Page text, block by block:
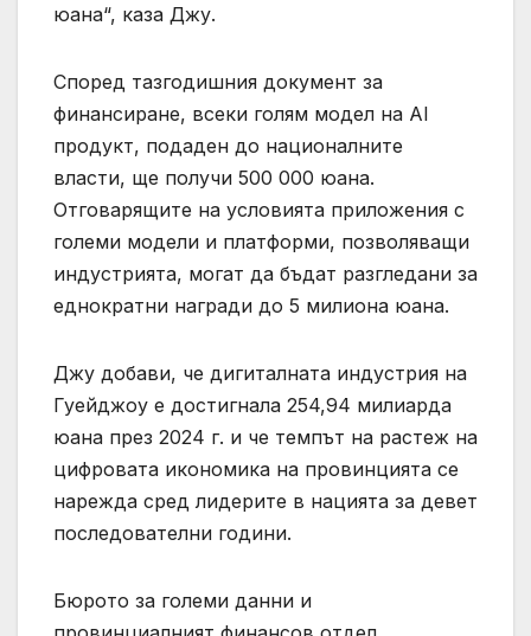
юана“, каза Джу.
Според тазгодишния документ за
финансиране, всеки голям модел на AI
продукт, подаден до националните
власти, ще получи 500 000 юана.
Отговарящите на условията приложения с
големи модели и платформи, позволяващи
индустрията, могат да бъдат разгледани за
еднократни награди до 5 милиона юана.
Джу добави, че дигиталната индустрия на
Гуейджоу е достигнала 254,94 милиарда
юана през 2024 г. и че темпът на растеж на
цифровата икономика на провинцията се
нарежда сред лидерите в нацията за девет
последователни години.
Бюрото за големи данни и